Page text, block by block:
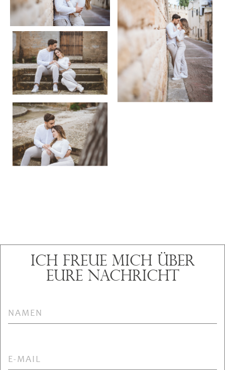
Ich freue mich über
eure Nachricht